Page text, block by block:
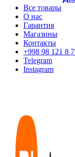
Все товары
О нас
Гарантия
Магазины
Контакты
+998 98 121 8
Telegram
Instagram